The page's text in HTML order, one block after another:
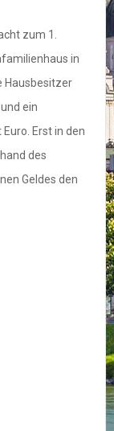
zum 1.
in
Hausbesitzer
ein
Erst in den
des
Geldes den